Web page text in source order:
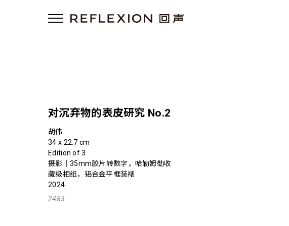
对沉弃物的表皮研究 No.2
胡伟
34 x 22.7 cm
Edition of 3
摄影｜35mm胶片转数字，哈勒姆勒收
藏级相纸，铝合金平框装裱
2024
2483